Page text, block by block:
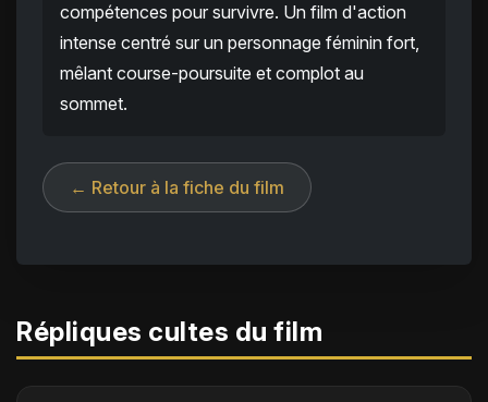
compétences pour survivre. Un film d'action
intense centré sur un personnage féminin fort,
mêlant course-poursuite et complot au
sommet.
← Retour à la fiche du film
Répliques cultes du film